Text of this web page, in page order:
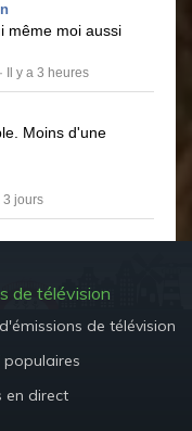
même moi aussi
· Il y a 3 heures
Moins d'une
3 jours
de télévision
de télévision
populaires
en direct